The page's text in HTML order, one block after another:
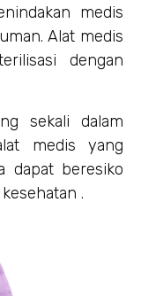
medis
Alat medis
dengan
sekali dalam
medis yang
dapat beresiko
.